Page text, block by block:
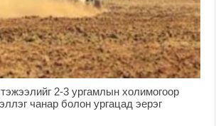
2-3 ургамлын холимогоор
чанар болон ургацад эерэг